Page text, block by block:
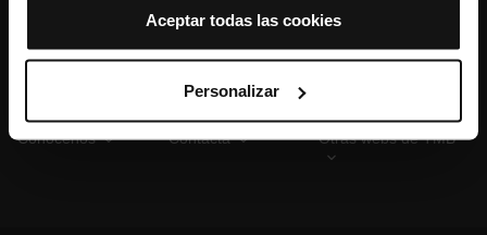
tipología de cookies permite indicar si quieres que se
instalen o no las cookies de esa clase.
Una vez que hayas marcado tus preferencias, debes
hacer clic en “Seleccionar y configurar”. Así se instalarán
previamente. Te sugerimos que selecciones las cookies
de personalización, porque permiten recordar tus
opciones de navegación (como el idioma) y mejoran tu
Aceptar todas las cookies
Personalizar
Conócenos Contacta Otras webs de TMB